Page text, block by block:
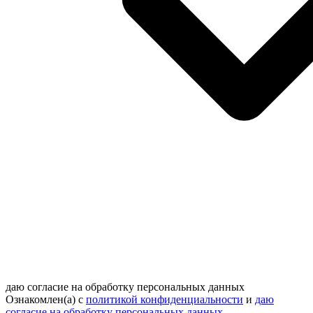
даю согласие на обработку персональных данных
Ознакомлен(а) с политикой конфиденциальности и даю